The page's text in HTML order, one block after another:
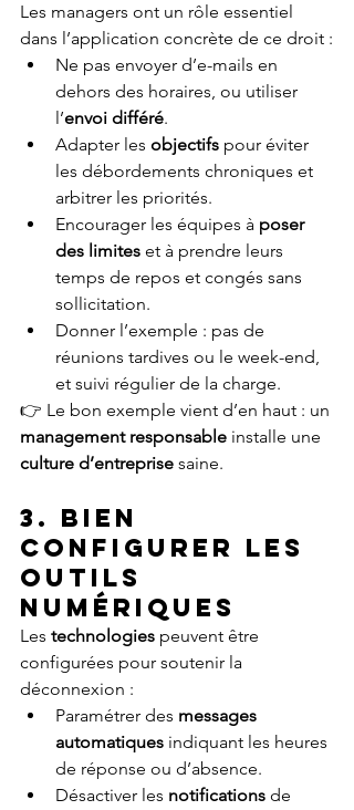
Les managers ont un rôle essentiel
dans l’application concrète de ce droit :
Ne pas envoyer d’e-mails en
dehors des horaires, ou utiliser
l’envoi différé.
Adapter les objectifs pour éviter
les débordements chroniques et
arbitrer les priorités.
Encourager les équipes à poser
des limites et à prendre leurs
temps de repos et congés sans
sollicitation.
Donner l’exemple : pas de
réunions tardives ou le week-end,
et suivi régulier de la charge.
👉 Le bon exemple vient d’en haut : un
management responsable installe une
culture d’entreprise saine.
3. Bien
configurer les
outils
numériques
Les technologies peuvent être
configurées pour soutenir la
déconnexion :
Paramétrer des messages
automatiques indiquant les heures
de réponse ou d’absence.
Désactiver les notifications de